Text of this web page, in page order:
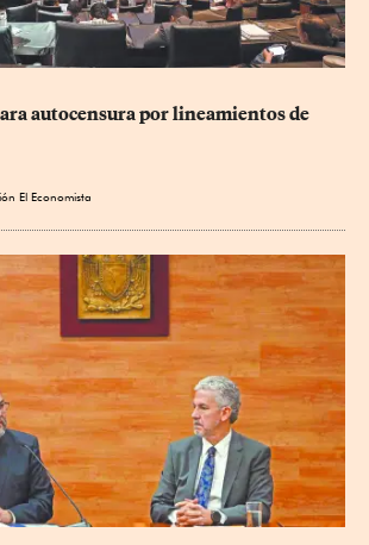
autocensura por lineamientos de
El Economista